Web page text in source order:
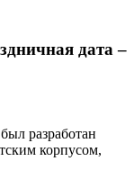
дата –
разработан
корпусом,